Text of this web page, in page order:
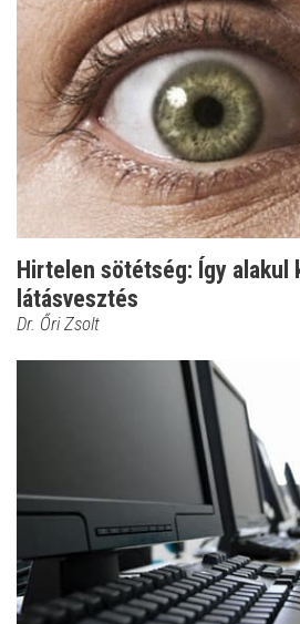
Hirtelen sötétség: Így alakul
látásvesztés
Dr. Őri Zsolt